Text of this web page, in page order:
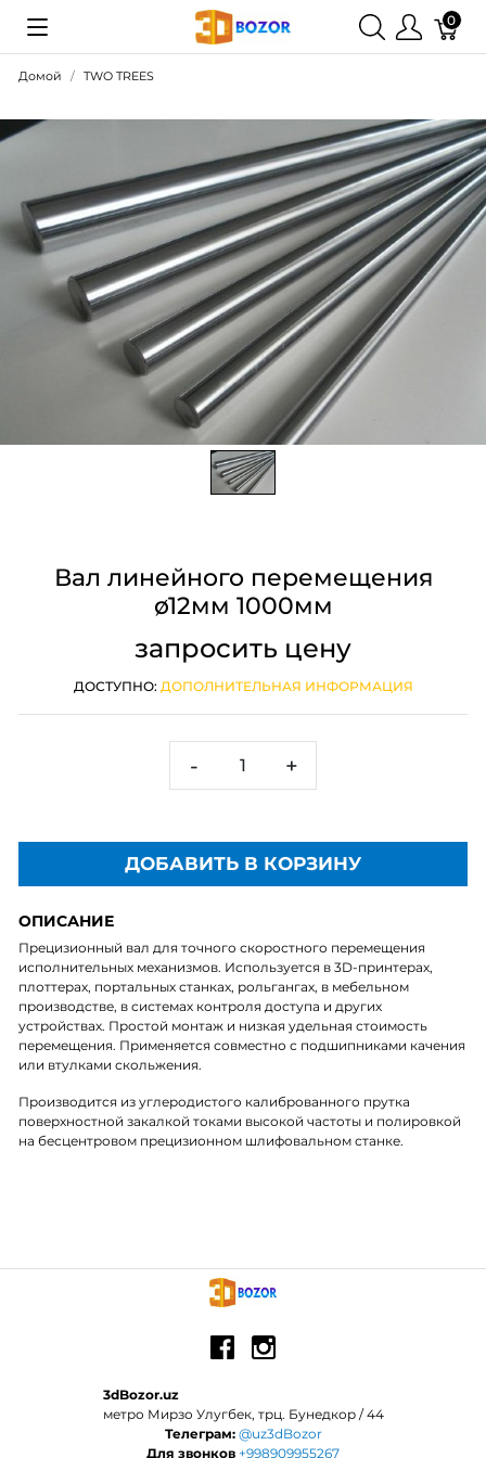
0
Домой TWO TREES
Вал линейного перемещения
ø12мм 1000мм
запросить цену
ДОСТУПНО: ДОПОЛНИТЕЛЬНАЯ ИНФОРМАЦИЯ
- +
ДОБАВИТЬ В КОРЗИНУ
ОПИСАНИЕ
Прецизионный вал для точного скоростного перемещения
исполнительных механизмов. Используется в 3D-принтерах,
плоттерах, портальных станках, рольгангах, в мебельном
производстве, в системах контроля доступа и других
устройствах. Простой монтаж и низкая удельная стоимость
перемещения. Применяется совместно с подшипниками качения
или втулками скольжения.
Производится из углеродистого калиброванного прутка
поверхностной закалкой токами высокой частоты и полировкой
на бесцентровом прецизионном шлифовальном станке.
3dBozor.uz
метро Мирзо Улугбек, трц. Бунедкор / 44
Телеграм: @uz3dBozor
Для звонков +998909955267